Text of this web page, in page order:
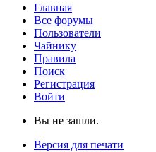
Главная
Все форумы
Пользователи
Чайнику
Правила
Поиск
Регистрация
Войти
Вы не зашли.
Версия для печати